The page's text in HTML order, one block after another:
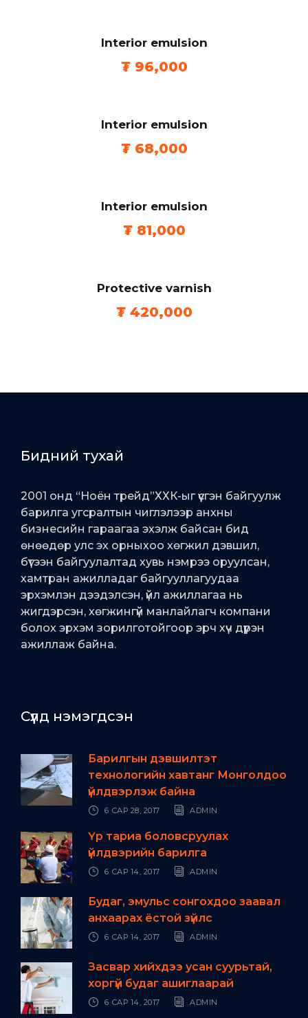
Interior emulsion
₮96,000
Interior emulsion
₮68,000
Interior emulsion
₮81,000
Protective varnish
₮420,000
Бидний тухай
2001 онд “Ноён трейд”ХХК-ыг үүсгэн байгуулж
барилга угсралтын чиглэлээр анхны
бизнесийн гараагаа эхэлж байсан бид
өнөөдөр улс эх орныхоо хөгжил дэвшил,
бүтээн байгуулалтад хувь нэмрээ оруулсан,
хамтран ажилладаг байгууллагуудаа
эрхэмлэн дээдэлсэн, үйл ажиллагаа нь
жигдэрсэн, хөгжингүй манлайлагч компани
болох эрхэм зорилготойгоор эрч хүч дүүрэн
ажиллаж байна.
Сүүлд нэмэгдсэн
Барилгын дэвшилтэт
технологийн хавтанг Монголдоо
үйлдвэрлэж байна
6 САР 28, 2017 ADMIN
Үр тариа боловсруулах
үйлдвэрийн барилга
6 САР 14, 2017 ADMIN
Будаг, эмульс сонгохдоо заавал
анхаарах ёстой зүйлс
6 САР 14, 2017 ADMIN
Засвар хийхдээ усан суурьтай,
хоргүй будаг ашиглаарай
6 САР 14, 2017 ADMIN